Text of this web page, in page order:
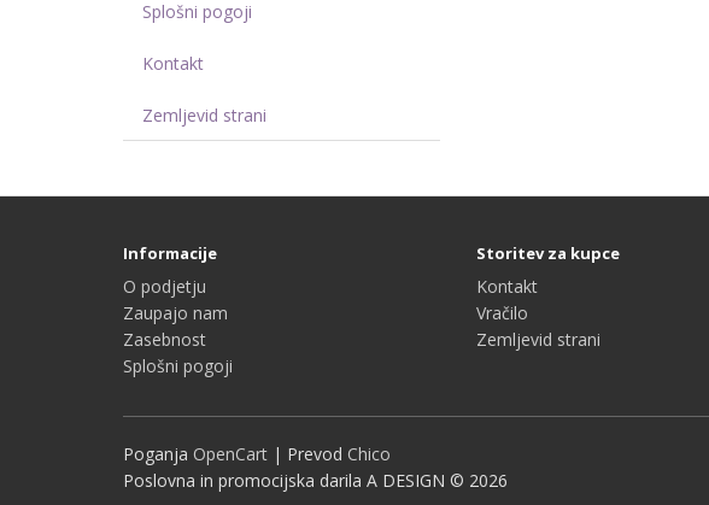
Splošni pogoji
Kontakt
Zemljevid strani
Informacije
O podjetju
Zaupajo nam
Zasebnost
Splošni pogoji
Storitev za kupce
Kontakt
Vračilo
Zemljevid strani
Poganja OpenCart | Prevod Chico
Poslovna in promocijska darila A DESIGN © 2026